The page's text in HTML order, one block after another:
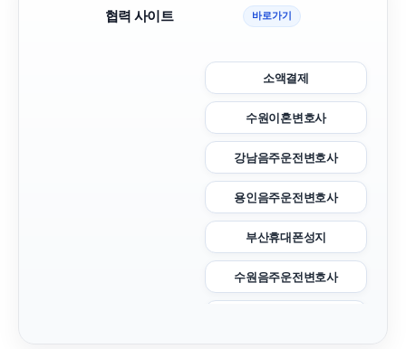
협력 사이트 바로가기
소액결제
수원이혼변호사
강남음주운전변호사
용인음주운전변호사
부산휴대폰성지
수원음주운전변호사